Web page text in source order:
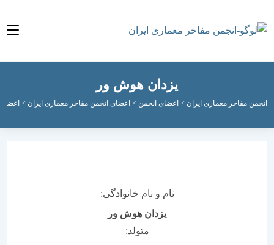
یزدان هوش ور
مفاخر معماری ایران > اعضای انجمن>اعضای انجمن مفاخر معماری ایران > اعضای جاوید
نام و نام خانوادگی:
یزدان هوش ور